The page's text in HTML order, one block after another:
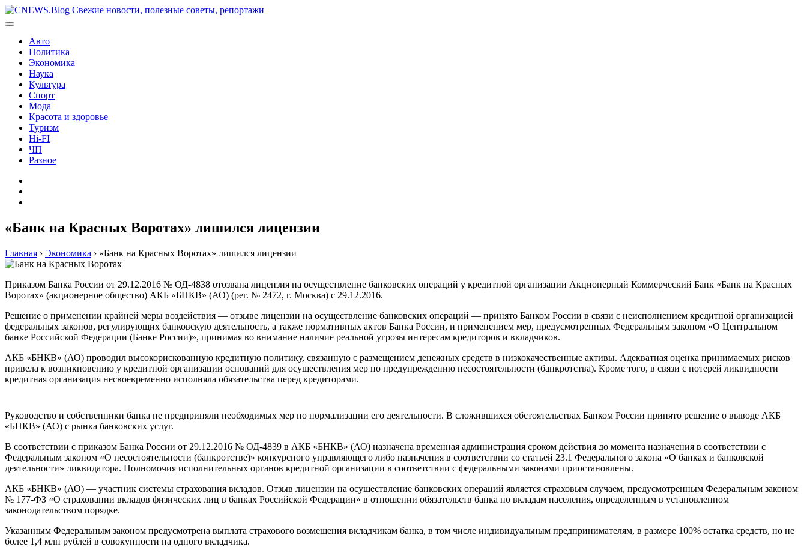
Перейти
к
Авто
Политика
Экономика
Наука
Культура
Спорт
Мода
Красота и здоровье
Туризм
Hi-FI
ЧП
Разное
«Банк на Красных Воротах» лишился лицензии
Главная › Экономика › «Банк на Красных Воротах» лишился лицензии
Приказом Банка России от 29.12.2016 № ОД-4838 отозвана лицензия на осуществление банковских операций у кредитной организации Акционерный Коммерческий Банк «Банк на Красных
Воротах» (акционерное общество) АКБ «БНКВ» (АО) (рег. № 2472, г. Москва) с 29.12.2016.
Решение о применении крайней меры воздействия — отзыве лицензии на осуществление банковских операций — принято Банком России в связи с неисполнением кредитной организацией
федеральных законов, регулирующих банковскую деятельность, а также нормативных актов Банка России, и применением мер, предусмотренных Федеральным законом «O Центральном
банке Российской Федерации (Банке России)», принимая во внимание наличие реальной угрозы интересам кредиторов и вкладчиков.
АКБ «БНКВ» (АО) проводил высокорискованную кредитную политику, связанную с размещением денежных средств в низкокачественные активы. Адекватная оценка принимаемых рисков
привела к возникновению у кредитной организации оснований для осуществления мер по предупреждению несостоятельности (банкротства). Кроме того, в связи с потерей ликвидности
кредитная организация несвоевременно исполняла обязательства перед кредиторами.
Руководство и собственники банка не предприняли необходимых мер по нормализации его деятельности. В сложившихся обстоятельствах Банком России принято решение о выводе АКБ
«БНКВ» (АО) с рынка банковских услуг.
В соответствии с приказом Банка России от 29.12.2016 № ОД-4839 в АКБ «БНКВ» (АО) назначена временная администрация сроком действия до момента назначения в соответствии с
Федеральным законом «О несостоятельности (банкротстве)» конкурсного управляющего либо назначения в соответствии со статьей 23.1 Федерального закона «О банках и банковской
деятельности» ликвидатора. Полномочия исполнительных органов кредитной организации в соответствии с федеральными законами приостановлены.
АКБ «БНКВ» (АО) — участник системы страхования вкладов. Отзыв лицензии на осуществление банковских операций является страховым случаем, предусмотренным Федеральным законом
№ 177-ФЗ «О страховании вкладов физических лиц в банках Российской Федерации» в отношении обязательств банка по вкладам населения, определенным в установленном
законодательством порядке.
Указанным Федеральным законом предусмотрена выплата страхового возмещения вкладчикам банка, в том числе индивидуальным предпринимателям, в размере 100% остатка средств, но не
более 1,4 млн рублей в совокупности на одного вкладчика.